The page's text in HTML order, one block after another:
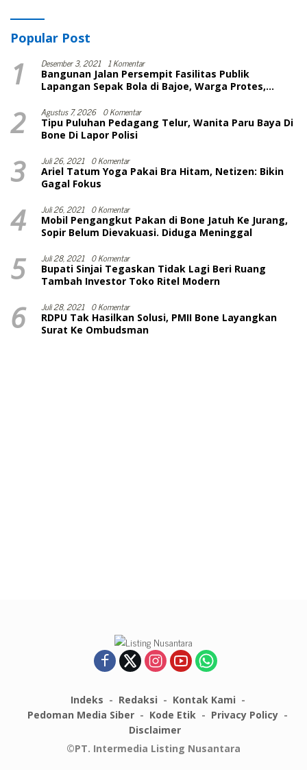
Popular Post
1 Desember 3, 2021 1 Komentar
Bangunan Jalan Persempit Fasilitas Publik
Lapangan Sepak Bola di Bajoe, Warga Protes,
2 Agustus 7, 2026 0 Komentar
Tipu Puluhan Pedagang Telur, Wanita Paru Baya Di
Bone Di Lapor Polisi
3 Juli 26, 2021 0 Komentar
Ariel Tatum Yoga Pakai Bra Hitam, Netizen: Bikin
Gagal Fokus
4 Juli 26, 2021 0 Komentar
Mobil Pengangkut Pakan di Bone Jatuh Ke Jurang,
Sopir Belum Dievakuasi. Diduga Meninggal
5 Juli 28, 2021 0 Komentar
Bupati Sinjai Tegaskan Tidak Lagi Beri Ruang
Tambah Investor Toko Ritel Modern
6 Juli 28, 2021 0 Komentar
RDPU Tak Hasilkan Solusi, PMII Bone Layangkan
Surat Ke Ombudsman
Indeks Redaksi
Kontak Kami
Pedoman Media Siber
Kode Etik
Privacy Policy
Disclaimer
©PT. Intermedia Listing Nusantara